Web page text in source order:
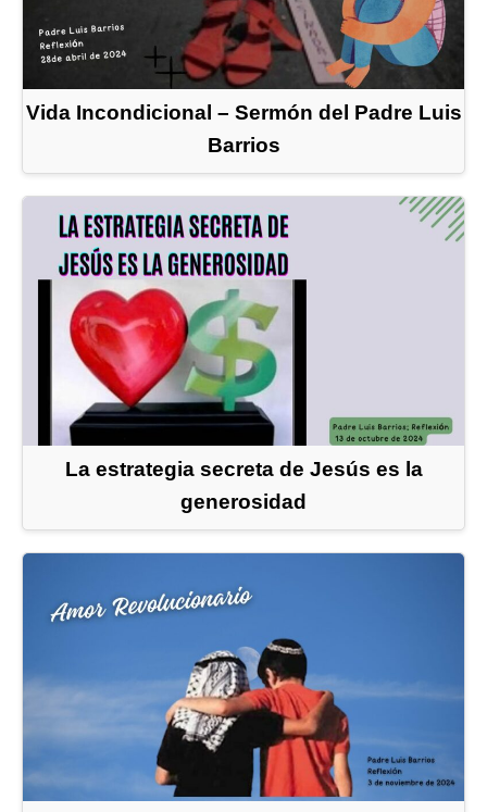
Vida Incondicional – Sermón del Padre Luis
Barrios
La estrategia secreta de Jesús es la
generosidad